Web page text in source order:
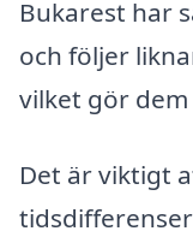
Bukarest har
och följer
vilket gör
Det är viktigt